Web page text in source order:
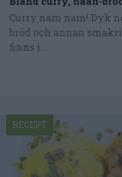
Curry nam nam! Dyk
bröd och annan
finns i...
RECEPT